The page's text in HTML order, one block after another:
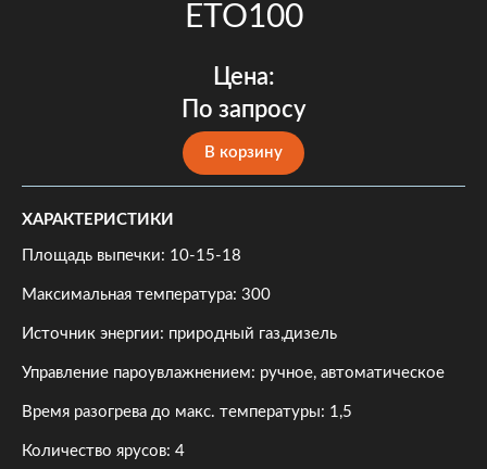
ETO100
Цена:
По запросу
В корзину
ХАРАКТЕРИСТИКИ
Площадь выпечки: 10-15-18
Максимальная температура: 300
Источник энергии: природный газ,дизель
Управление пароувлажнением: ручное, автоматическое
Время разогрева до макс. температуры: 1,5
Количество ярусов: 4